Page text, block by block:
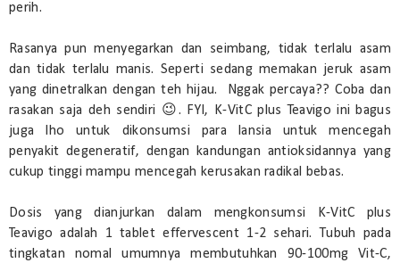
perih.
Rasanya pun menyegarkan dan seimbang, tidak terlalu asam
dan tidak terlalu manis. Seperti sedang memakan jeruk asam
yang dinetralkan dengan teh hijau. Nggak percaya?? Coba dan
rasakan saja deh sendiri 😉. FYI, K-VitC plus Teavigo ini bagus
juga lho untuk dikonsumsi para lansia untuk mencegah
penyakit degeneratif, dengan kandungan antioksidannya yang
cukup tinggi mampu mencegah kerusakan radikal bebas.
Dosis yang dianjurkan dalam mengkonsumsi K-VitC plus
Teavigo adalah 1 tablet effervescent 1-2 sehari. Tubuh pada
tingkatan nomal umumnya membutuhkan 90-100mg Vit-C,